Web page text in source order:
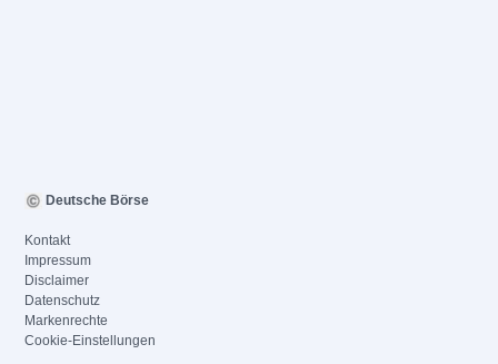
Deutsche Börse
Kontakt
Impressum
Disclaimer
Datenschutz
Markenrechte
Cookie-Einstellungen